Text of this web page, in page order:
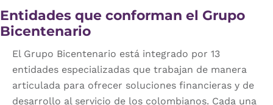
Entidades que conforman el Grupo
Bicentenario
El Grupo Bicentenario está integrado por 13
entidades especializadas que trabajan de manera
articulada para ofrecer soluciones financieras y de
desarrollo al servicio de los colombianos. Cada una